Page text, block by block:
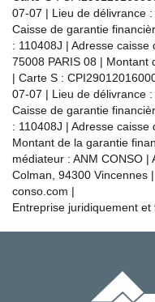
07-07 | Lieu de délivrance
Caisse de garantie
: 110408J | Adresse caisse
75008 PARIS 08 | Montant
| Carte S :
07-07 | Lieu de délivrance
Caisse de garantie
: 110408J | Adresse
Montant de la garantie
médiateur : ANM CONSO
Colman, 94300 Vincennes
conso.com |
Entreprise juridiquement